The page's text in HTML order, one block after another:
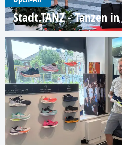
Stadt.TANZ - Tanzen